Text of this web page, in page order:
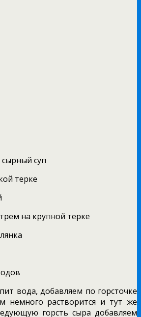
терке
на крупной терке
вода, добавляем по горсточке
немного растворится и тут же
горсть сыра добавляем